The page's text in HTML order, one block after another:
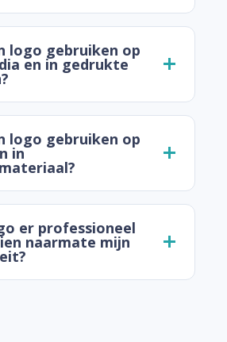
logo gebruiken op
en in gedrukte
logo gebruiken op
in
er professioneel
naarmate mijn